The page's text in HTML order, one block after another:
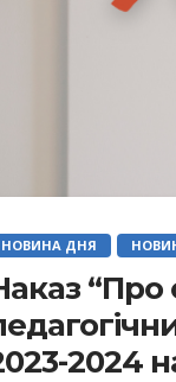
НОВИНА ДНЯ
“Про
2024